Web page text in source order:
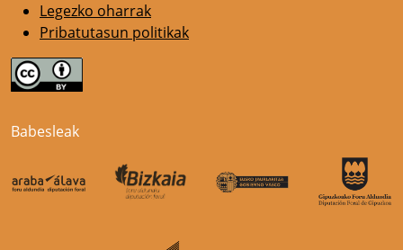
Legezko oharrak
Pribatutasun politikak
Babesleak